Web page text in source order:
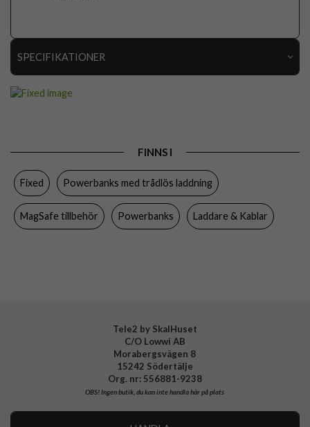
SPECIFIKATIONER
Varumärke
Tillverkarens art nr FIXZENMC-10-TI
EAN 8591680186075
FINNS I
Fixed Powerbanks med trådlös laddning
MagSafe tillbehör Powerbanks Laddare & Kablar
Tele2 by SkalHuset
C/O Lowwi AB
Morabergsvägen 8
15242 Södertälje
Org. nr: 556881-9238
OBS!Ingen butik, du kan inte handla här på plats